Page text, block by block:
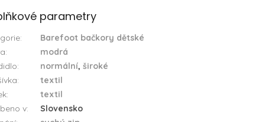
parametry
:
Barefoot bačkory dětské
:
modrá
: normální,široké
:
textil
:
textil
v:
Slovensko